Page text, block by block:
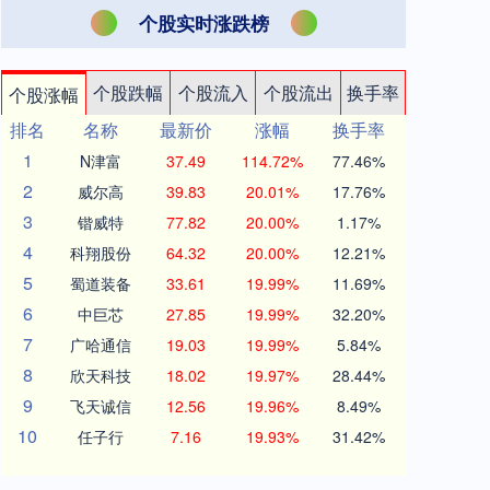
个股实时涨跌榜
个股涨幅 个股跌幅 个股流入 个股流出
换手率
排名
名称 最新价 涨幅
换手率
1
N津富 37.49 114.72% 77.46%
2 威尔高 39.83 20.01% 17.76%
3 锴威特 77.82 20.00% 1.17%
4 科翔股份 64.32 20.00% 12.21%
5 蜀道装备 33.61 19.99% 11.69%
6 中巨芯 27.85 19.99% 32.20%
7 广哈通信 19.03 19.99% 5.84%
8 欣天科技 18.02 19.97% 28.44%
9 飞天诚信 12.56 19.96% 8.49%
10 任子行 7.16 19.93% 31.42%